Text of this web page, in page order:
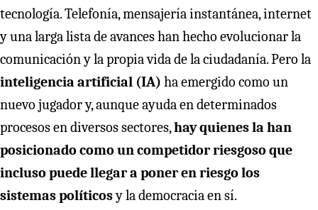
tecnología. Telefonía, mensajería instantánea, internet
y una larga lista de avances han hecho evolucionar la
comunicación y la propia vida de la ciudadanía. Pero la
inteligencia artificial (IA) ha emergido como un
nuevo jugador y, aunque ayuda en determinados
procesos en diversos sectores,hay quienes la han
posicionado como un competidor riesgoso que
incluso puede llegar a poner en riesgo los
sistemas políticosy la democracia en sí.